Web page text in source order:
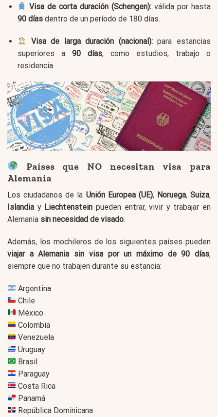
Visa de corta duración (Schengen): válida por hasta
90 díasdentro de un período de 180 días.
Visa de larga duración (nacional):para estancias
superiores a 90 días, como estudios, trabajo o
residencia.
Países que NO necesitan visa para
Alemania
Los ciudadanos de la Unión Europea (UE), Noruega, Suiza,
Islandia y Liechtenstein pueden entrar, vivir y trabajar en
Alemania sin necesidad de visado.
Además, los mochileros de los siguientes países pueden
viajar a Alemania sin visa por un máximo de 90 días,
siempre que no trabajen durante su estancia:
Argentina
Chile
México
Colombia
Venezuela
Uruguay
Brasil
Paraguay
Costa Rica
Panamá
República Dominicana